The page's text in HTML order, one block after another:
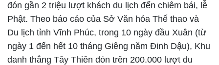
đón gần 2 triệu lượt khách du lịch đến chiêm bái, lễ
Phật. Theo báo cáo của Sở Văn hóa Thể thao và
Du lịch tỉnh Vĩnh Phúc, trong 10 ngày đầu Xuân (từ
ngày 1 đến hết 10 tháng Giêng năm Đinh Dậu), Khu
danh thắng Tây Thiên đón trên 200.000 lượt du